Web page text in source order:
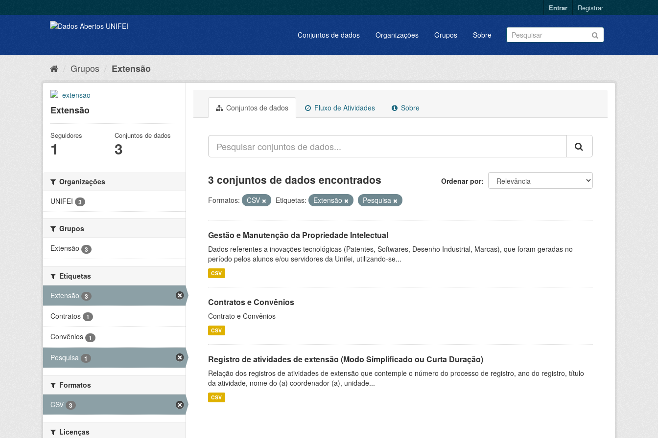
Entrar Registrar
Conjuntos de dados Organizações Grupos Sobre
Grupos Extensão
Extensão
Seguidores
1
Conjuntos de dados
3
Organizações
UNIFEI
3
Grupos
Extensão
3
Etiquetas
Extensão
3
Contratos 1
Convênios 1
Pesquisa 1
Formatos
CSV
3
Licenças
Conjuntos de dados Fluxo de Atividades Sobre
Ordenar por
3 conjuntos de dados encontrados
Formatos: CSV Etiquetas: Extensão Pesquisa
Gestão e Manutenção da Propriedade Intelectual
Dados referentes a inovações tecnológicas (Patentes, Softwares, Desenho Industrial, Marcas), que foram geradas no
período pelos alunos e/ou servidores da Unifei, utilizando-se...
CSV
Contratos e Convênios
Contrato e Convênios
CSV
Registro de atividades de extensão (Modo Simplificado ou Curta Duração)
Relação dos registros de atividades de extensão que contemple o número do processo de registro, ano do registro, título
da atividade, nome do (a) coordenador (a), unidade...
CSV